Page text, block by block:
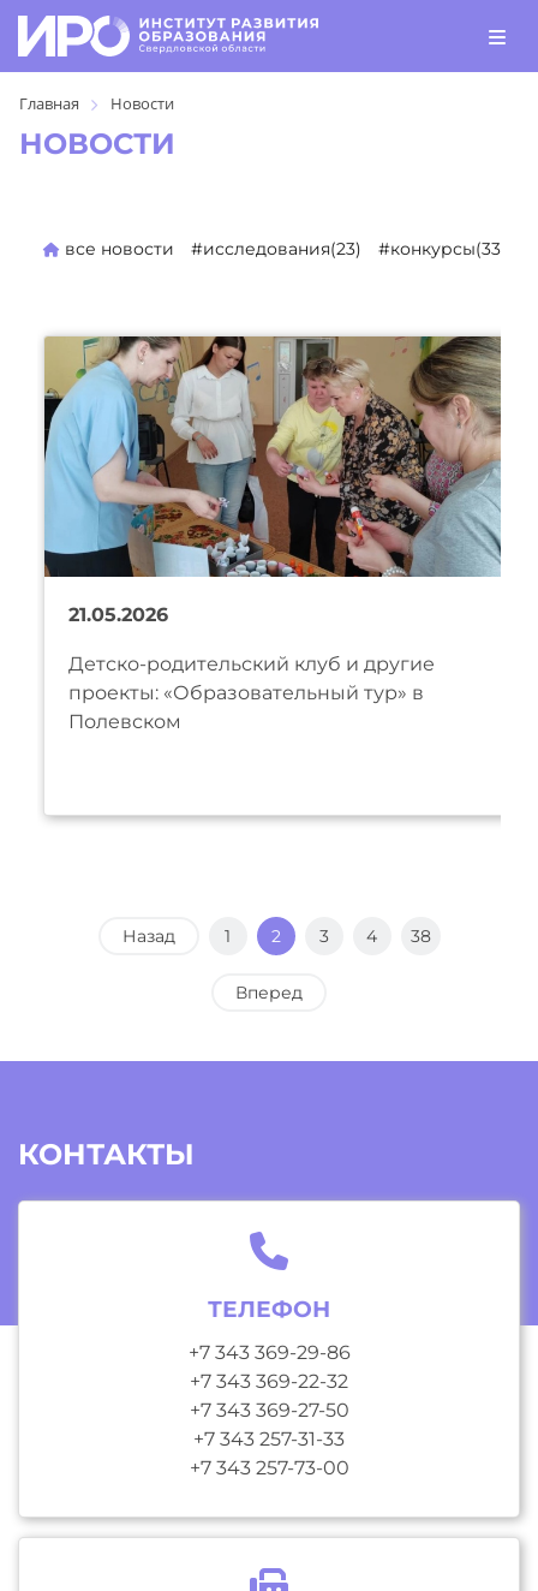
Главная Новости
НОВОСТИ
все новости #исследования(23) #конкурсы(330)
21.05.2026
Детско-родительский клуб и другие
проекты: «Образовательный тур» в
Полевском
Назад 1 2 3 4 38
Вперед
КОНТАКТЫ
ТЕЛЕФОН
+7 343 369-29-86
+7 343 369-22-32
+7 343 369-27-50
+7 343 257-31-33
+7 343 257-73-00